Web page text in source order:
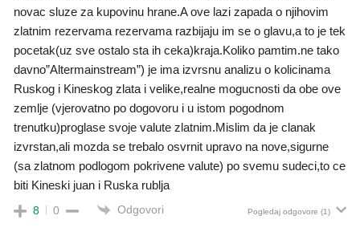
novac sluze za kupovinu hrane.A ove lazi zapada o njihovim
zlatnim rezervama rezervama razbijaju im se o glavu,a to je tek
pocetak(uz sve ostalo sta ih ceka)kraja.Koliko pamtim.ne tako
davno”Altermainstream”) je ima izvrsnu analizu o kolicinama
Ruskog i Kineskog zlata i velike,realne mogucnosti da obe ove
zemlje (vjerovatno po dogovoru i u istom pogodnom
trenutku)proglase svoje valute zlatnim.Mislim da je clanak
izvrstan,ali mozda se trebalo osvrnit upravo na nove,sigurne
(sa zlatnom podlogom pokrivene valute) po svemu sudeci,to ce
biti Kineski juan i Ruska rublja
8 0 Odgovori Pogledaj odgovore (1)